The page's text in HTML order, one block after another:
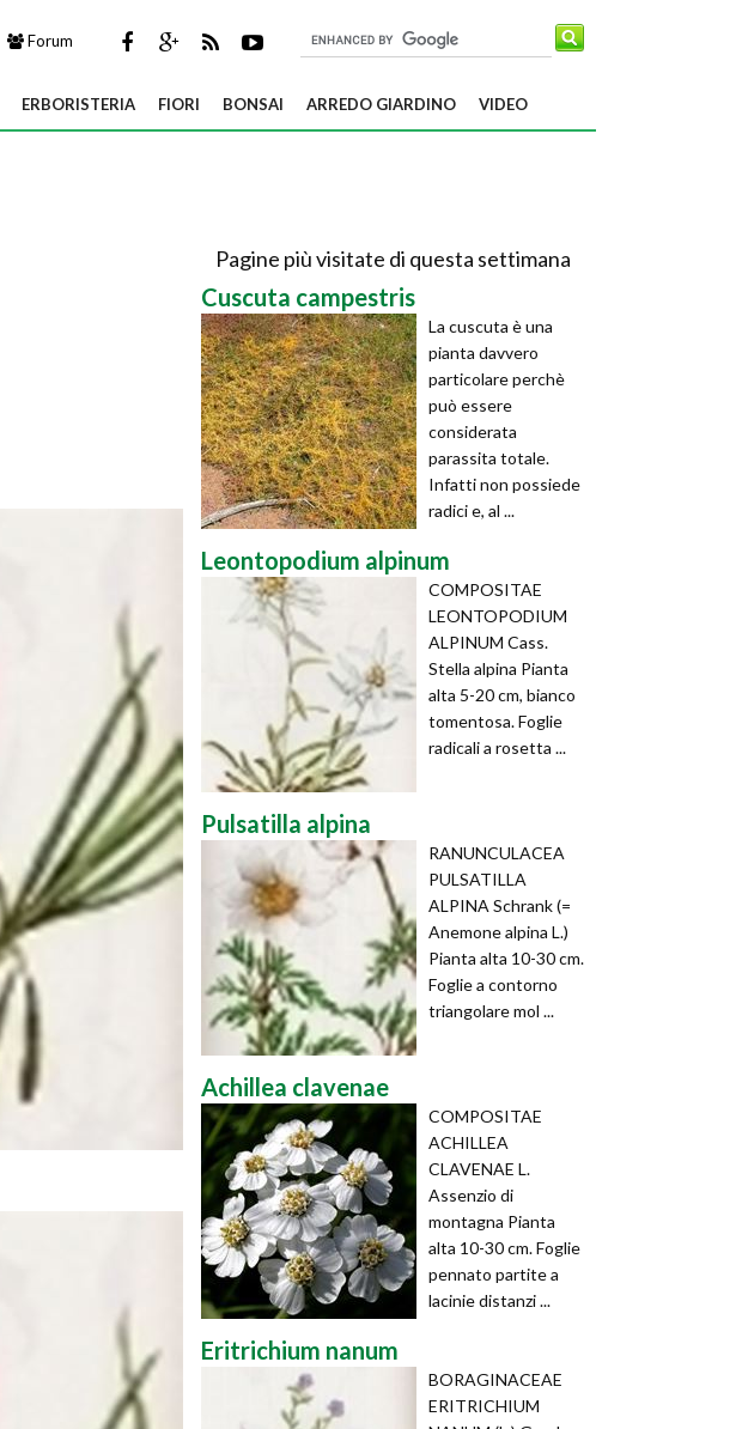
Forum
ERBORISTERIA FIORI BONSAI ARREDO GIARDINO VIDEO
Pagine più visitate di questa settimana
Cuscuta campestris
La cuscuta è una
pianta davvero
particolare perchè
può essere
considerata
parassita totale.
Infatti non possiede
radici e, al ...
Leontopodium alpinum
COMPOSITAE
LEONTOPODIUM
ALPINUM Cass.
Stella alpina Pianta
alta 5-20 cm, bianco
tomentosa. Foglie
radicali a rosetta ...
Pulsatilla alpina
RANUNCULACEA
PULSATILLA
ALPINA Schrank (=
Anemone alpina L.)
Pianta alta 10-30 cm.
Foglie a contorno
triangolare mol ...
Achillea clavenae
COMPOSITAE
ACHILLEA
CLAVENAE L.
Assenzio di
montagna Pianta
alta 10-30 cm. Foglie
pennato partite a
lacinie distanzi ...
Eritrichium nanum
BORAGINACEAE
ERITRICHIUM